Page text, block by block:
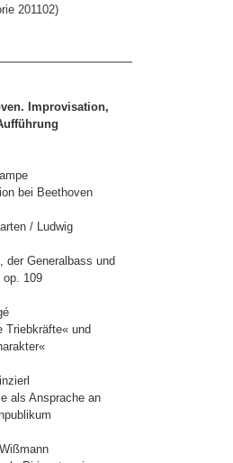
201102)
Improvisation,
bei Beethoven
/ Ludwig
der Generalbass und
op. 109
Triebkräfte« und
als Ansprache an